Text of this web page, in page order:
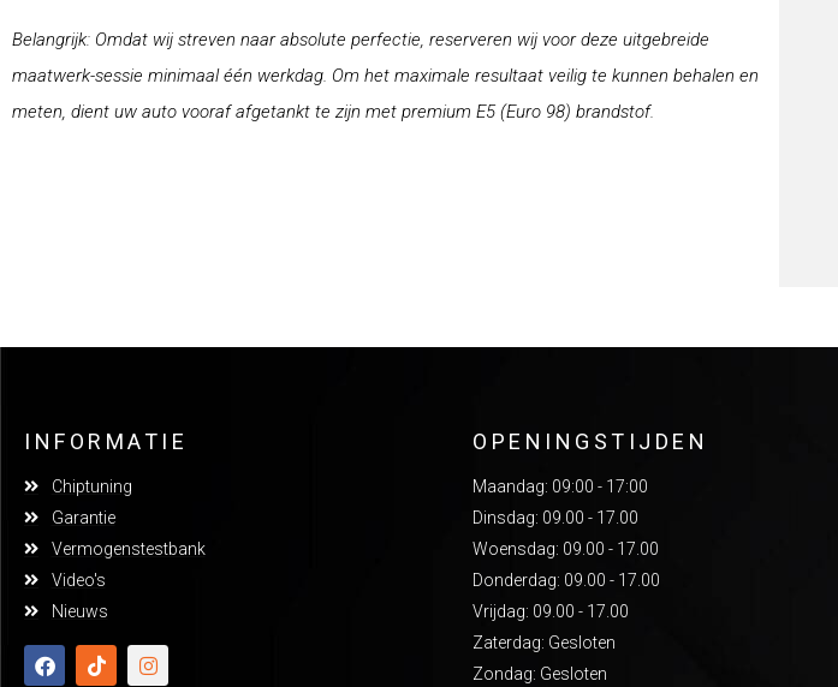
Belangrijk: Omdat wij streven naar absolute perfectie, reserveren wij voor deze uitgebreide
maatwerk-sessie minimaal één werkdag. Om het maximale resultaat veilig te kunnen behalen en
meten, dient uw auto vooraf afgetankt te zijn met premium E5 (Euro 98) brandstof.
INFORMATIE
Chiptuning
Garantie
Vermogenstestbank
Video's
Nieuws
OPENINGSTIJDEN
Maandag: 09:00 - 17:00
Dinsdag: 09.00 - 17.00
Woensdag: 09.00 - 17.00
Donderdag: 09.00 - 17.00
Vrijdag: 09.00 - 17.00
Zaterdag: Gesloten
Zondag: Gesloten